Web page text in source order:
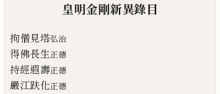
皇明金剛新異錄目
拘僧見塔弘治
得佛長生正德
持經遐壽正德
嚴江趺化正德